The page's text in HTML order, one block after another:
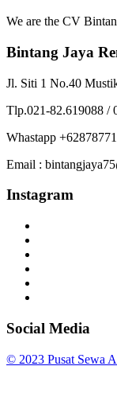
We are the CV
Bintang Jaya
Jl. Siti 1 No.40
Tlp.021-82.619088 /
Whastapp
Email :
Instagram
Social Media
© 2023 Pusat Sewa